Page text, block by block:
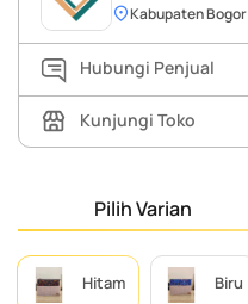
Kabupaten Bogor
Hubungi Penjual
Kunjungi Toko
Pilih Varian
Hitam Biru